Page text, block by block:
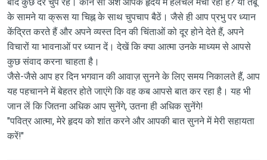
के सामने या क्रूस या चिह्न के साथ चुपचाप बैठें। जैसे ही आप प्रभु पर ध्यान
केंद्रित करते हैं और अपने व्यस्त दिन की चिंताओं को दूर होने देते हैं, अपने
विचारों या भावनाओं पर ध्यान दें। देखें कि क्या आत्मा उनके माध्यम से आपसे
कुछ संवाद करना चाहता है।
जैसे-जैसे आप हर दिन भगवान की आवाज़ सुनने के लिए समय निकालते हैं, आप
यह पहचानने में बेहतर होते जाएंगे कि वह कब आपसे बात कर रहा है। यह भी
जान लें कि जितना अधिक आप सुनेंगे, उतना ही अधिक सुनेंगे!
"पवित्र आत्मा, मेरे हृदय को शांत करने और आपकी बात सुनने में मेरी सहायता
करें!"